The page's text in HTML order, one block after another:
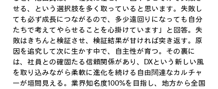
せる、という選択肢を多く取っていると思います。失敗し
ても必ず成長につながるので、多少遠回りになっても自分
たちで考えてやらせることを心掛けています」と回答。失
敗はきちんと検証させ、検証結果が甘ければ突き返す。原
因を追究して次に生かす中で、自主性が育つ。その裏に
は、社員との確固たる信頼関係があり、DXという新しい風
を取り込みながら柔軟に進化を続ける自由闊達なカルチャ
ーが垣間見える。業界知名度100%を目指し、地方から全国